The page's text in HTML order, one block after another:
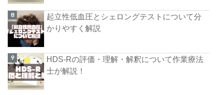
起立性低血圧とシェロングテストについて分
かりやすく解説
HDS-Rの評価・理解・解釈について作業療法
士が解説！